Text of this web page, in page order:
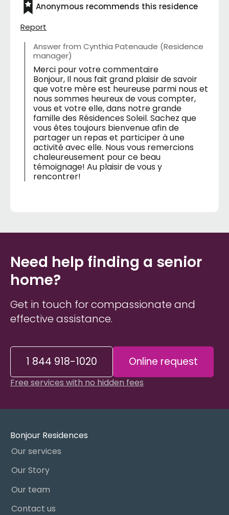
Anonymous recommends this residence
Report
Answer from Cynthia Patenaude (Residence
manager)
Merci pour votre commentaire
Bonjour, Il nous fait grand plaisir de savoir
que votre mère est heureuse parmi nous et
nous sommes heureux de vous compter,
vous et votre elle, dans notre grande
famille des Résidences Soleil. Sachez que
vous êtes toujours bienvenue afin de
partager un repas et participer à une
activité avec elle. Nous vous remercions
chaleureusement pour ce beau
témoignage! Au plaisir de vous y
rencontrer!
Need help finding a senior
home?
Get in touch for compassionate and
effective assistance.
1 844 918-1020 Online request
Free services with no hidden fees
Bonjour Residences
Our services
Our Story
Our team
Contact us